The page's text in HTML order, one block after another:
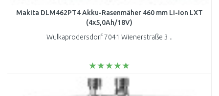
Makita DLM462PT4 Akku-Rasenmäher 460 mm Li-ion LXT
(4x5,0Ah/18V)
Wulkaprodersdorf 7041 Wienerstraße 3 ..